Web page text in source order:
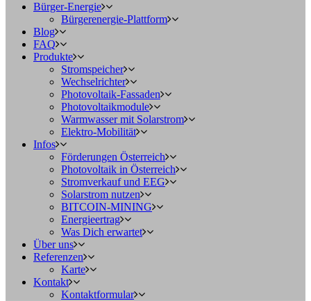
Bürger-Energie
Bürgerenergie-Plattform
Blog
FAQ
Produkte
Stromspeicher
Wechselrichter
Photovoltaik-Fassaden
Photovoltaikmodule
Warmwasser mit Solarstrom
Elektro-Mobilität
Infos
Förderungen Österreich
Photovoltaik in Österreich
Stromverkauf und EEG
Solarstrom nutzen
BITCOIN-MINING
Energieertrag
Was Dich erwartet
Über uns
Referenzen
Karte
Kontakt
Kontaktformular